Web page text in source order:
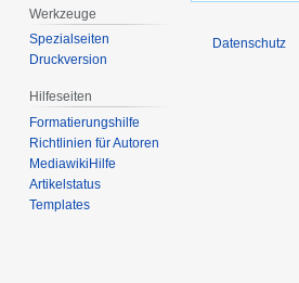
Werkzeuge
Spezialseiten
Druckversion
Hilfeseiten
Formatierungshilfe
Richtlinien für Autoren
MediawikiHilfe
Artikelstatus
Templates
Datenschutz